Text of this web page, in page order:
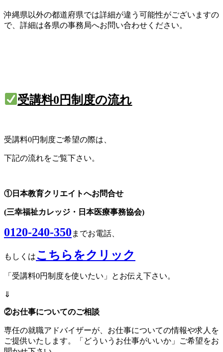
沖縄県以外の都道府県では詳細が違う可能性がございますの
で、詳細は各県の事務局へお問い合わせください。
受講料0円制度の流れ
受講料0円制度ご希望の際は、
下記の流れをご覧下さい。
①日本教育クリエイトへお問合せ
(三幸福祉カレッジ・日本医療事務協会)
0120-240-350 までお電話、
もしくはこちらをクリック
「受講料0円制度を使いたい」とお伝え下さい。
⇓
②お仕事についてのご相談
専任の就職アドバイザーが、お仕事についての情報や求人を
ご提供いたします。「どういうお仕事がいいか」ご希望をお